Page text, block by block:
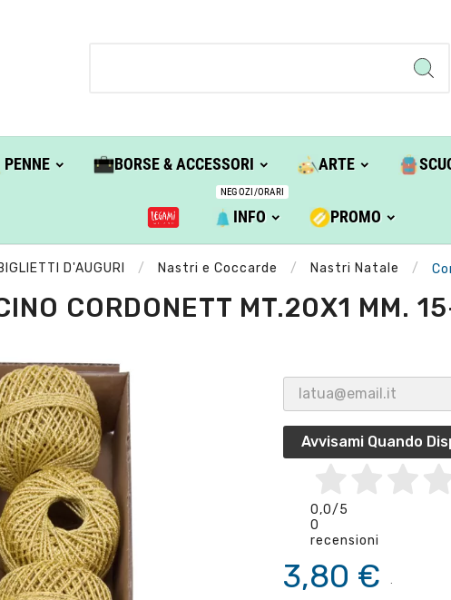
PENNE BORSE & ACCESSORI ARTE
INFO
NEGOZI/ORARI
PROMO
D'AUGURI Nastri e Coccarde Nastri Natale
CORDONETT MT.20X1 MM.
Avvisami Quando
0,0/5
0
recensioni
3,80 €